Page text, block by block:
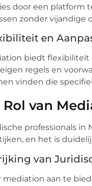
door een platform
zonder vijandige
en
biedt flexibiliteit
regels en
vinden die
Rol van
professionals
en het is
van
mediation aan te